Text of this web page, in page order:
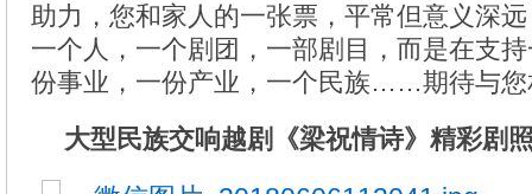
助力，您和家人的一张票，平常但意义深
一个人，一个剧团，一部剧目，而是在支
份事业，一份产业，一个民族……期待与您
大型民族交响越剧《梁祝情诗》精彩剧